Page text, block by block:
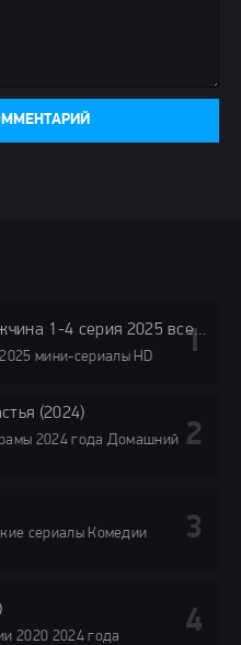
Сериал Роковой мужчина 1-4 серия 2025 все серии подряд
Российские Детектив 2025 мини-сериалы HD
(2024)
Российские HD Комедии 2020 2024 года